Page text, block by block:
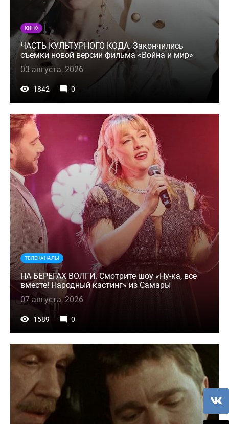
КИНО
ЧАСТЬ КУЛЬТУРНОГО КОДА. Закончились
съемки новой версии фильма «Война и мир»
03 августа, 2026
1842 0
ТЕЛЕКАНАЛЫ
НА БЕРЕГАХ ВОЛГИ. Смотрите шоу «Ну-ка, все
вместе! Народный кастинг» из Самары
07 августа, 2026
1589 0